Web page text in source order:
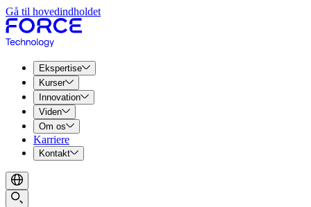
Gå til hovedindholdet
Ekspertise
Kurser
Innovation
Viden
Om os
Karriere
Kontakt